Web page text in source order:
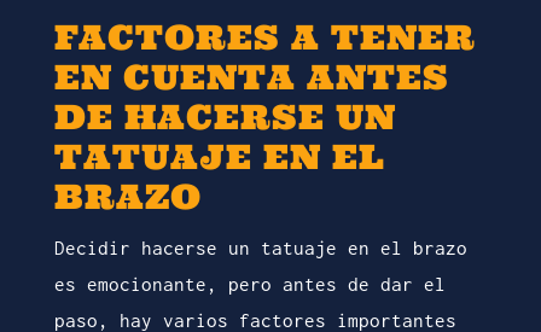
FACTORES A TENER
EN CUENTA ANTES
DE HACERSE UN
TATUAJE EN EL
BRAZO
Decidir hacerse un tatuaje en el brazo
es emocionante, pero antes de dar el
paso, hay varios factores importantes